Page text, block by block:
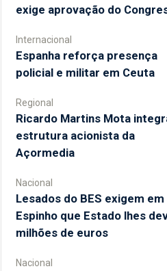
exige aprovação do
Internacional
Espanha reforça presença
policial e militar em Ceuta
Regional
Ricardo Martins Mota
estrutura acionista da
Açormedia
Nacional
Lesados do BES exigem em
Espinho que Estado lhes
milhões de euros
Nacional